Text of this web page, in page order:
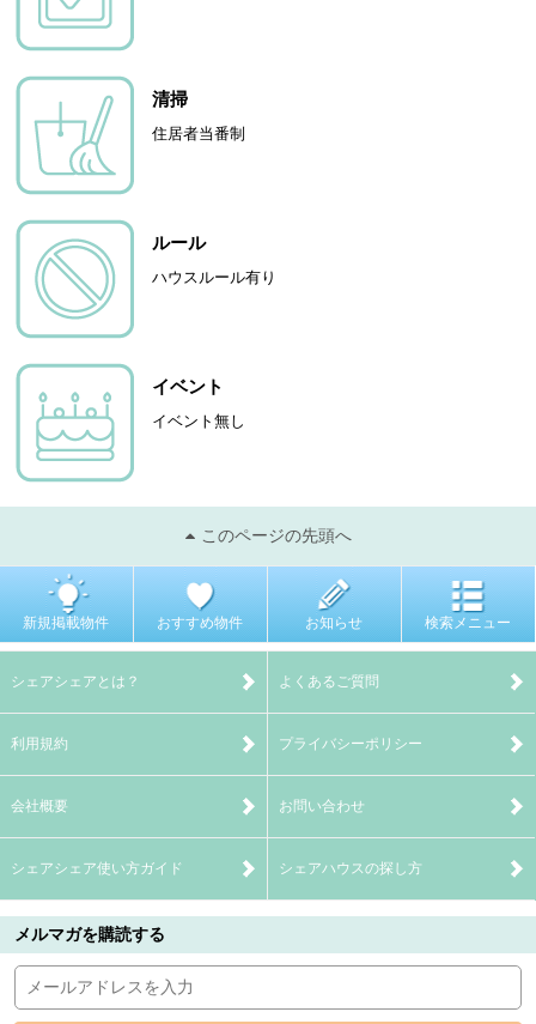
清掃
住居者当番制
ルール
ハウスルール有り
イベント
イベント無し
このページの先頭へ
新規掲載物件 おすすめ物件 お知らせ 検索メニュー
シェアシェアとは？ よくあるご質問
利用規約 プライバシーポリシー
会社概要 お問い合わせ
シェアシェア使い方ガイド シェアハウスの探し方
メルマガを購読する